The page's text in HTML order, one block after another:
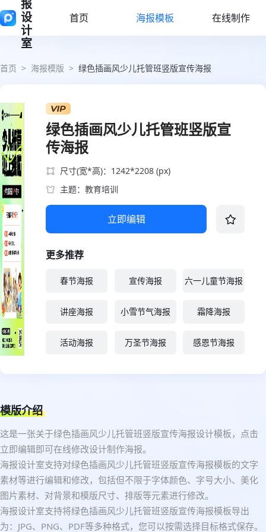
报
设
计
室
首页 海报模板 在线制作
首页 > 海报模版 > 绿色插画风少儿托管班竖版宣传海报
绿色插画风少儿托管班竖版宣
传海报
尺寸(宽*高)：1242*2208 (px)
主题：教育培训
立即编辑
更多推荐
春节海报 宣传海报 六一儿童节海报
讲座海报 小雪节气海报 霜降海报
活动海报 万圣节海报 感恩节海报
模版介绍
这是一张关于绿色插画风少儿托管班竖版宣传海报设计模板，点击
立即编辑即可在线修改设计制作海报。
海报设计室支持对绿色插画风少儿托管班竖版宣传海报模板的文字
素材等进行编辑和修改，包括但不限于字体颜色、字号大小、美化
图片素材、对背景和模版尺寸、排版等元素进行修改。
海报设计室支持将绿色插画风少儿托管班竖版宣传海报模板导出
为：JPG、PNG、PDF等多种格式，您可以按需选择目标格式保存。